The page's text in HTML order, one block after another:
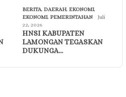
BERITA, DAERAH, EKONOMI,
EKONOMI, PEMERINTAHAN
Juli
22, 2026
HNSI KABUPATEN
LAMONGAN TEGASKAN
DUKUNGA…